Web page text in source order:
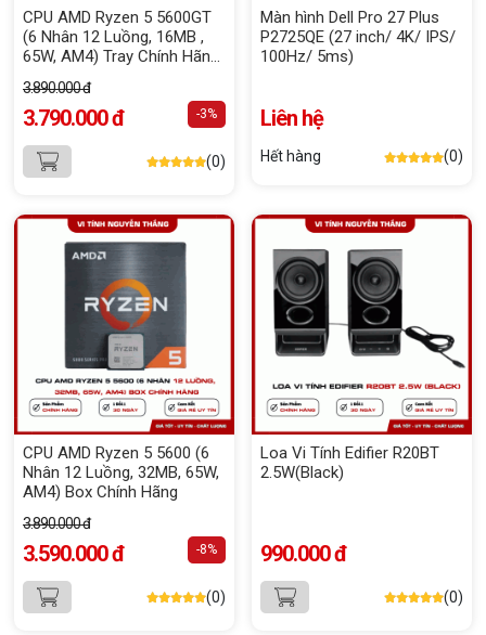
CPU AMD Ryzen 5 5600GT
(6 Nhân 12 Luồng, 16MB ,
65W, AM4) Tray Chính Hãng
3.890.000 đ
3.790.000 đ -3%
(0)
Màn hình Dell Pro 27 Plus
P2725QE (27 inch/ 4K/ IPS/
100Hz/ 5ms)
Liên hệ
Hết hàng (0)
CPU AMD Ryzen 5 5600 (6
Nhân 12 Luồng, 32MB, 65W,
AM4) Box Chính Hãng
3.890.000 đ
3.590.000 đ -8%
(0)
Loa Vi Tính Edifier R20BT
2.5W(Black)
990.000 đ
(0)